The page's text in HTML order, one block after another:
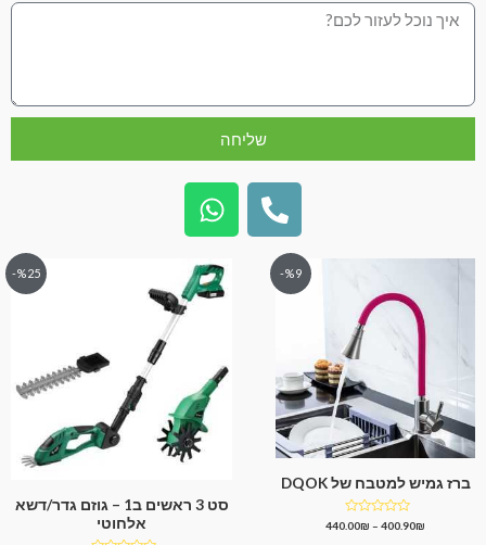
שליחה
%9-
ברז גמיש למטבח של DQOK
דורג
400.90₪
–
440.00₪
%25-
סט 3 ראשים ב1 – גוזם גדר/דשא
אלחוטי